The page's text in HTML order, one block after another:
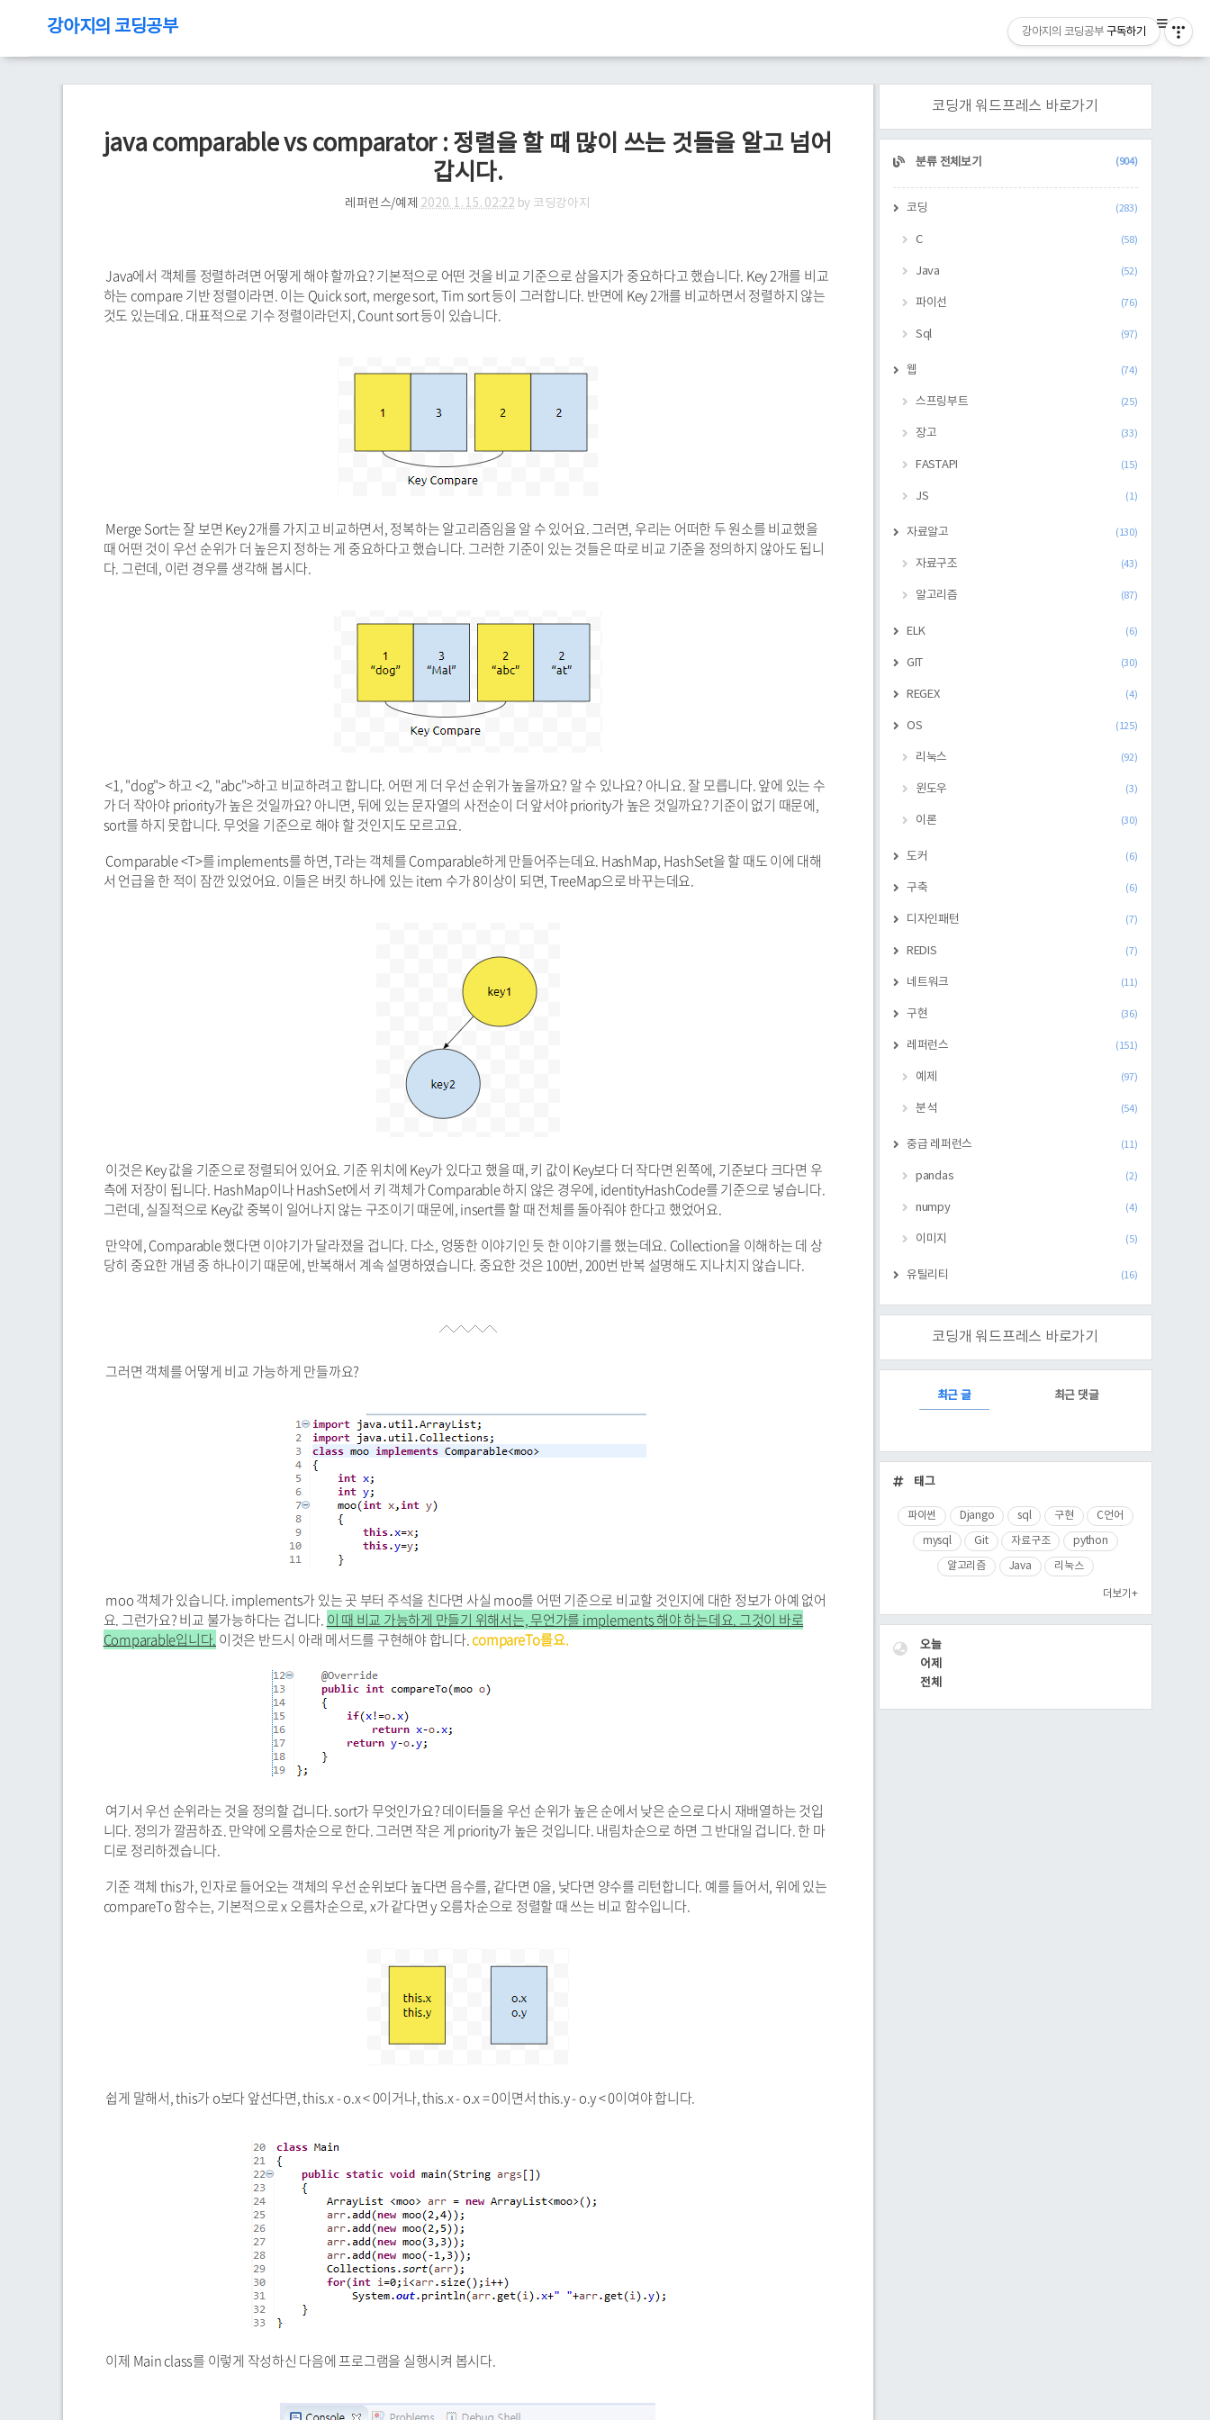
강아지의 코딩공부
java comparable vs comparator : 정렬을 할 때 많이 쓰는 것들을 알고 넘어
갑시다.
레퍼런스/예제 2020. 1. 15. 02:22 by 코딩강아지
Java에서 객체를 정렬하려면 어떻게 해야 할까요? 기본적으로 어떤 것을 비교 기준으로 삼을지가 중요하다고 했습니다. Key 2개를 비교
하는 compare 기반 정렬이라면. 이는 Quick sort, merge sort, Tim sort 등이 그러합니다. 반면에 Key 2개를 비교하면서 정렬하지 않는
것도 있는데요. 대표적으로 기수 정렬이라던지, Count sort 등이 있습니다.
Merge Sort는 잘 보면 Key 2개를 가지고 비교하면서, 정복하는 알고리즘임을 알 수 있어요. 그러면, 우리는 어떠한 두 원소를 비교했을
때 어떤 것이 우선 순위가 더 높은지 정하는 게 중요하다고 했습니다. 그러한 기준이 있는 것들은 따로 비교 기준을 정의하지 않아도 됩니
다. 그런데, 이런 경우를 생각해 봅시다.
<1, "dog"> 하고 <2, "abc">하고 비교하려고 합니다. 어떤 게 더 우선 순위가 높을까요? 알 수 있나요? 아니요. 잘 모릅니다. 앞에 있는 수
가 더 작아야 priority가 높은 것일까요? 아니면, 뒤에 있는 문자열의 사전순이 더 앞서야 priority가 높은 것일까요? 기준이 없기 때문에,
sort를 하지 못합니다. 무엇을 기준으로 해야 할 것인지도 모르고요.
Comparable <T>를 implements를 하면, T라는 객체를 Comparable하게 만들어주는데요. HashMap, HashSet을 할 때도 이에 대해
서 언급을 한 적이 잠깐 있었어요. 이들은 버킷 하나에 있는 item 수가 8이상이 되면, TreeMap으로 바꾸는데요.
이것은 Key 값을 기준으로 정렬되어 있어요. 기준 위치에 Key가 있다고 했을 때, 키 값이 Key보다 더 작다면 왼쪽에, 기준보다 크다면 우
측에 저장이 됩니다. HashMap이나 HashSet에서 키 객체가 Comparable 하지 않은 경우에, identityHashCode를 기준으로 넣습니다.
그런데, 실질적으로 Key값 중복이 일어나지 않는 구조이기 때문에, insert를 할 때 전체를 돌아줘야 한다고 했었어요.
만약에, Comparable 했다면 이야기가 달라졌을 겁니다. 다소, 엉뚱한 이야기인 듯 한 이야기를 했는데요. Collection을 이해하는 데 상
당히 중요한 개념 중 하나이기 때문에, 반복해서 계속 설명하였습니다. 중요한 것은 100번, 200번 반복 설명해도 지나치지 않습니다.
그러면 객체를 어떻게 비교 가능하게 만들까요?
moo 객체가 있습니다. implements가 있는 곳 부터 주석을 친다면 사실 moo를 어떤 기준으로 비교할 것인지에 대한 정보가 아예 없어
요. 그런가요? 비교 불가능하다는 겁니다. 이 때 비교 가능하게 만들기 위해서는, 무언가를 implements 해야 하는데요. 그것이 바로
Comparable입니다. 이것은 반드시 아래 메서드를 구현해야 합니다.compareTo를요.
여기서 우선 순위라는 것을 정의할 겁니다. sort가 무엇인가요? 데이터들을 우선 순위가 높은 순에서 낮은 순으로 다시 재배열하는 것입
니다. 정의가 깔끔하죠. 만약에 오름차순으로 한다. 그러면 작은 게 priority가 높은 것입니다. 내림차순으로 하면 그 반대일 겁니다. 한 마
디로 정리하겠습니다.
기준 객체 this가, 인자로 들어오는 객체의 우선 순위보다 높다면 음수를, 같다면 0을, 낮다면 양수를 리턴합니다. 예를 들어서, 위에 있는
compareTo 함수는, 기본적으로 x 오름차순으로, x가 같다면 y 오름차순으로 정렬할 때 쓰는 비교 함수입니다.
쉽게 말해서, this가 o보다 앞선다면, this.x - o.x < 0이거나, this.x - o.x = 0이면서 this.y - o.y < 0이여야 합니다.
이제 Main class를 이렇게 작성하신 다음에 프로그램을 실행시켜 봅시다.
코딩개 워드프레스 바로가기
CATEGORY
분류 전체보기 (904)
코딩 (283)
C (58)
Java (52)
파이선 (76)
Sql (97)
웹 (74)
스프링부트 (25)
장고 (33)
FASTAPI (15)
JS (1)
자료알고 (130)
자료구조 (43)
알고리즘 (87)
ELK (6)
GIT (30)
REGEX (4)
OS (125)
리눅스 (92)
윈도우 (3)
이론 (30)
도커 (6)
구축 (6)
디자인패턴 (7)
REDIS (7)
네트워크 (11)
구현 (36)
레퍼런스 (151)
예제 (97)
분석 (54)
중급 레퍼런스 (11)
pandas (2)
numpy (4)
이미지 (5)
유틸리티 (16)
코딩개 워드프레스 바로가기
RECENTLY최근 글 최근 댓글
근
글
태그
파이썬 Django sql 구현 C언어
mysql Git 자료구조 python
알고리즘 Java 리눅스
더보기+
VISITOR오늘
어제
전체
강아지의 코딩공부 구독하기